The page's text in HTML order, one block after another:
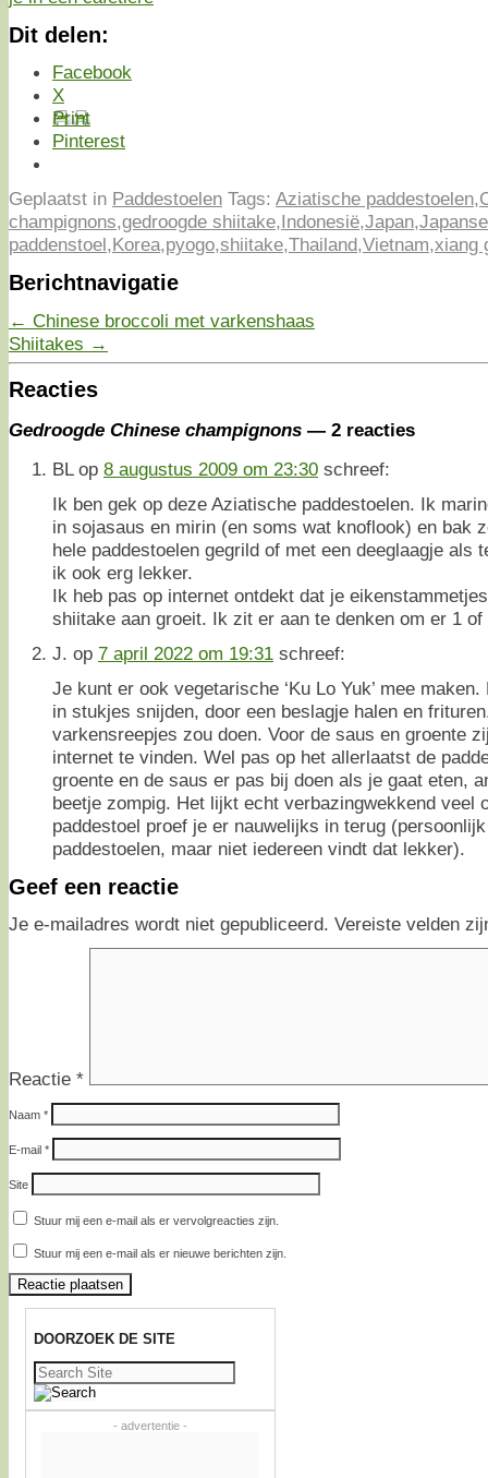
Dit delen:
Facebook
X
Print
Pinterest
Geplaatst in Paddestoelen Tags: Aziatische paddestoelen,
champignons,gedroogde shiitake,Indonesië,Japan,Japanse
paddenstoel,Korea,pyogo,shiitake,Thailand,Vietnam,xiang
Berichtnavigatie
← Chinese broccoli met varkenshaas
Shiitakes →
Reacties
Gedroogde Chinese champignons — 2 reacties
BLop 8 augustus 2009 om 23:30 schreef:
Ik ben gek op deze Aziatische paddestoelen. Ik
in sojasaus en mirin (en soms wat knoflook) en bak
hele paddestoelen gegrild of met een deeglaagje als
ik ook erg lekker.
Ik heb pas op internet ontdekt dat je
shiitake aan groeit. Ik zit er aan te denken om er 1 of
J. op 7 april 2022 om 19:31 schreef:
Je kunt er ook vegetarische ‘Ku Lo Yuk’ mee
in stukjes snijden, door een beslagje halen en
varkensreepjes zou doen. Voor de saus en groente
internet te vinden. Wel pas op het allerlaatst de
groente en de saus er pas bij doen als je gaat eten,
beetje zompig. Het lijkt echt verbazingwekkend veel
paddestoel proef je er nauwelijks in terug
paddestoelen, maar niet iedereen vindt dat lekker).
Geef een reactie
Je e-mailadres wordt niet gepubliceerd. Vereiste velden
Reactie *
Naam *
E-mail *
Site
Stuur mij een e-mail als er vervolgreacties zijn.
Stuur mij een e-mail als er nieuwe berichten zijn.
DOORZOEK DE SITE
Zoeken
naar:
- advertentie -